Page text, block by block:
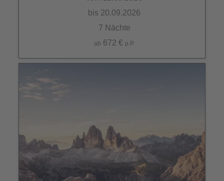
bis 20.09.2026
7 Nächte
ab 672 € p.P.